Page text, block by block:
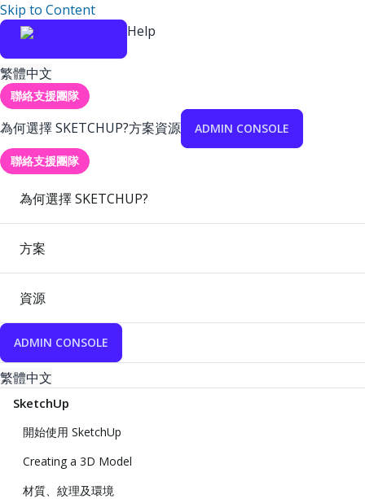
Skip to Content
Help
繁體中文
聯絡支援團隊
為何選擇 SKETCHUP?方案資源 ADMIN CONSOLE
聯絡支援團隊
為何選擇 SKETCHUP?
方案
資源
ADMIN CONSOLE
繁體中文
SketchUp
開始使用 SketchUp
Creating a 3D Model
材質、紋理及環境